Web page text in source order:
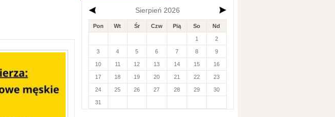
Sierpień 2026
Pon Wt Śr Czw Pią So Nd
1 2
3 4 5 6 7 8 9
10 11 12 13 14 15 16
17 18 19 20 21 22 23
24 25 26 27 28 29 30
31